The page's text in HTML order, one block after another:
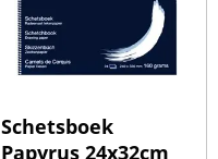
Schetsboek
Papyrus 24x32cm